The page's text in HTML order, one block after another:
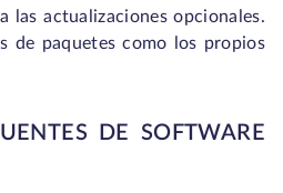
las actualizaciones opcionales.
de paquetes como los propios
DE SOFTWARE